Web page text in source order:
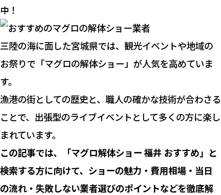
中！
三陸の海に面した宮城県では、観光イベントや地域の
お祭りで「マグロの解体ショー」が人気を高めていま
す。
漁港の街としての歴史と、職人の確かな技術が合わさる
ことで、出張型のライブイベントとして多くの方に楽し
まれています。
この記事では、「マグロ解体ショー 福井 おすすめ」と
検索する方に向けて、ショーの魅力・費用相場・当日
の流れ・失敗しない業者選びのポイントなどを徹底解